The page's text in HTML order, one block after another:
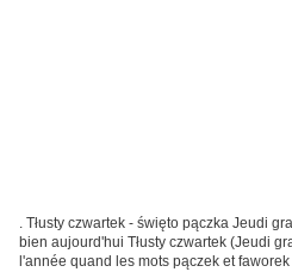
. Tłusty czwartek - święto pączka Jeudi
bien aujourd'hui Tłusty czwartek (Jeudi
l'année quand les mots pączek et